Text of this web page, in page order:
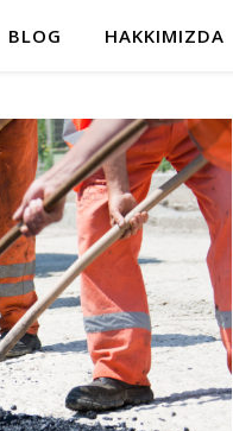
BLOG HAKKIMIZDA